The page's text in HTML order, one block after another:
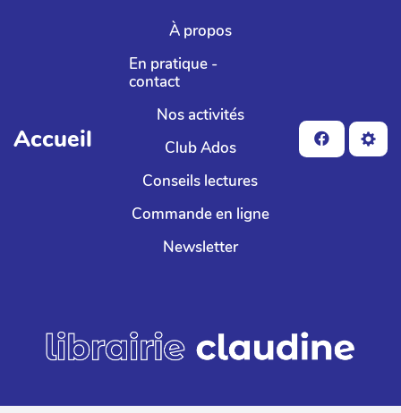
Aller au contenu principal
Accueil
À propos
En pratique -
contact
Nos activités
Club Ados
Conseils lectures
Commande en ligne
Newsletter